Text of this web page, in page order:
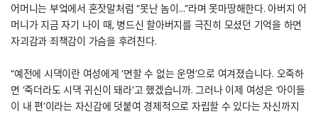
어머니는 부엌에서 혼잣말처럼 “못난 놈이…”라며 못마땅해한다. 아버지 어
머니가 지금 자기 나이 때, 병드신 할아버지를 극진히 모셨던 기억을 하면
자괴감과 죄책감이 가슴을 후려친다.
“예전에 시댁이란 여성에게 ‘면할 수 없는 운명’으로 여겨졌습니다. 오죽하
면 ‘죽더라도 시댁 귀신이 돼라’고 했겠습니까. 그러나 이제 여성은 ‘아이들
이 내 편’이라는 자신감에 덧붙여 경제적으로 자립할 수 있다는 자신까지